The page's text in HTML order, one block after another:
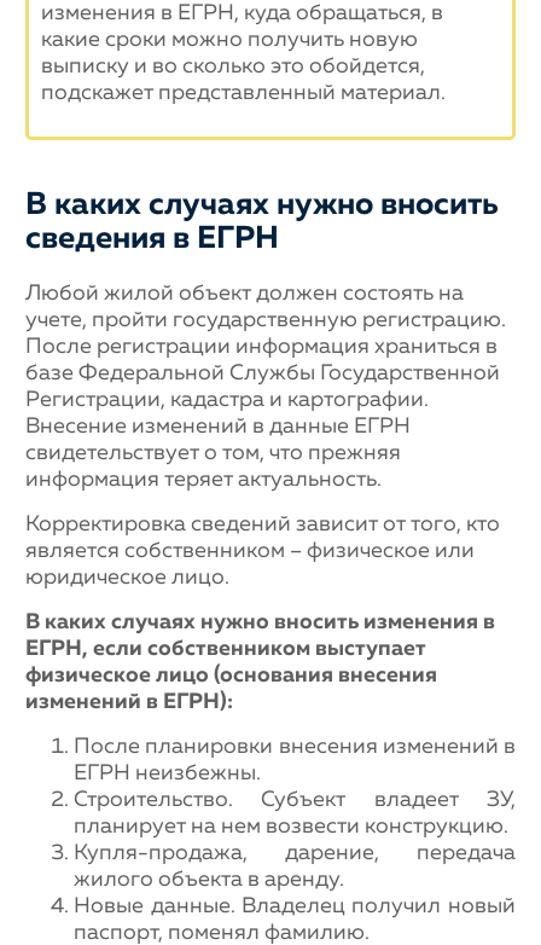
изменения в ЕГРН, куда обращаться, в
какие сроки можно получить новую
выписку и во сколько это обойдется,
подскажет представленный материал.
В каких случаях нужно вносить
сведения в ЕГРН
Любой жилой объект должен состоять на
учете, пройти государственную регистрацию.
После регистрации информация храниться в
базе Федеральной Службы Государственной
Регистрации, кадастра и картографии.
Внесение изменений в данные ЕГРН
свидетельствует о том, что прежняя
информация теряет актуальность.
Корректировка сведений зависит от того, кто
является собственником – физическое или
юридическое лицо.
В каких случаях нужно вносить изменения в
ЕГРН, если собственником выступает
физическое лицо (основания внесения
изменений в ЕГРН):
После планировки внесения изменений в
ЕГРН неизбежны.
Строительство. Субъект владеет ЗУ,
планирует на нем возвести конструкцию.
Купля-продажа, дарение, передача
жилого объекта в аренду.
Новые данные. Владелец получил новый
паспорт, поменял фамилию.